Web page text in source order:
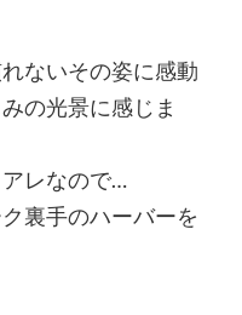
ないその姿に感動
の光景に感じま
レなので…
裏手のハーバーを